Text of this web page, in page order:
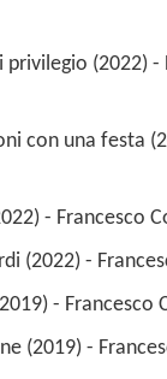
- Francesco
(2022) -
- Francesco
(2019) -